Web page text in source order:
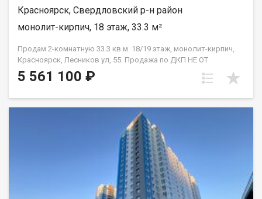
Красноярск, Свердловский р-н район
монолит-кирпич, 18 этаж, 33.3 м²
Продам 2-комнатную 33.3 кв.м. 18/19 этаж, монолит-кирпич,
Красноярск, Лесников ул, 55. Продажа по ДКП НЕ ОТ
ЗАСТРОЙЩИКА.
5 561 100 ₽